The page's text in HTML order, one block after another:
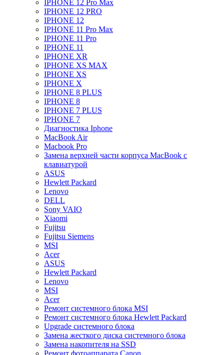
IPHONE 12 Pro Max
IPHONE 12 PRO
IPHONE 12
IPHONE 11 Pro Max
IPHONE 11 Pro
IPHONE 11
IPHONE XR
IPHONE XS MAX
IPHONE XS
IPHONE X
IPHONE 8 PLUS
IPHONE 8
IPHONE 7 PLUS
IPHONE 7
Диагностика Iphone
MacBook Air
Macbook Pro
Замена верхней части корпуса MacBook с
клавиатурой
ASUS
Hewlett Packard
Lenovo
DELL
Sony VAIO
Xiaomi
Fujitsu
Fujitsu Siemens
MSI
Acer
ASUS
Hewlett Packard
Lenovo
MSI
Acer
Ремонт системного блока MSI
Ремонт системного блока Hewlett Packard
Upgrade системного блока
Замена жесткого диска системного блока
Замена накопителя на SSD
Ремонт фотоаппарата Canon